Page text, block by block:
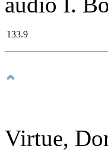
133.9
Virtue,